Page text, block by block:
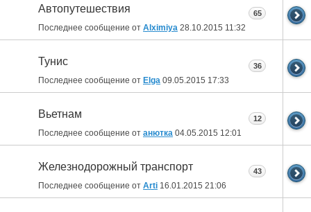
Автопутешествия
Последнее сообщение от Alximiya 28.10.2015 11:32
65
Тунис
Последнее сообщение от Elga 09.05.2015 17:33
36
Вьетнам
Последнее сообщение от анютка 04.05.2015 12:01
12
Железнодорожный транспорт
Последнее сообщение от Arti 16.01.2015 21:06
43